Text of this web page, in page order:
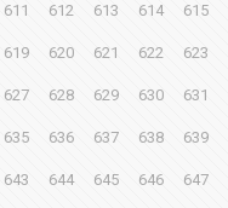
611 612 613 614 615
619 620 621 622 623
627 628 629 630 631
635 636 637 638 639
643 644 645 646 647